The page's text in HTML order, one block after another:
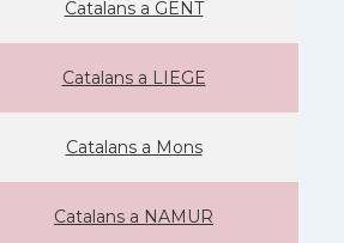
Catalans a GENT
Catalans a LIEGE
Catalans a Mons
Catalans a NAMUR